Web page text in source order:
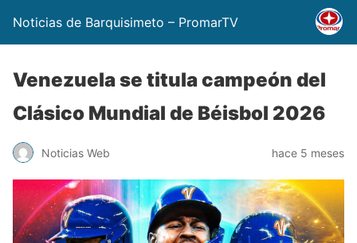
Noticias de Barquisimeto – PromarTV
Venezuela se titula campeón del
Clásico Mundial de Béisbol 2026
Noticias Web hace 5 meses